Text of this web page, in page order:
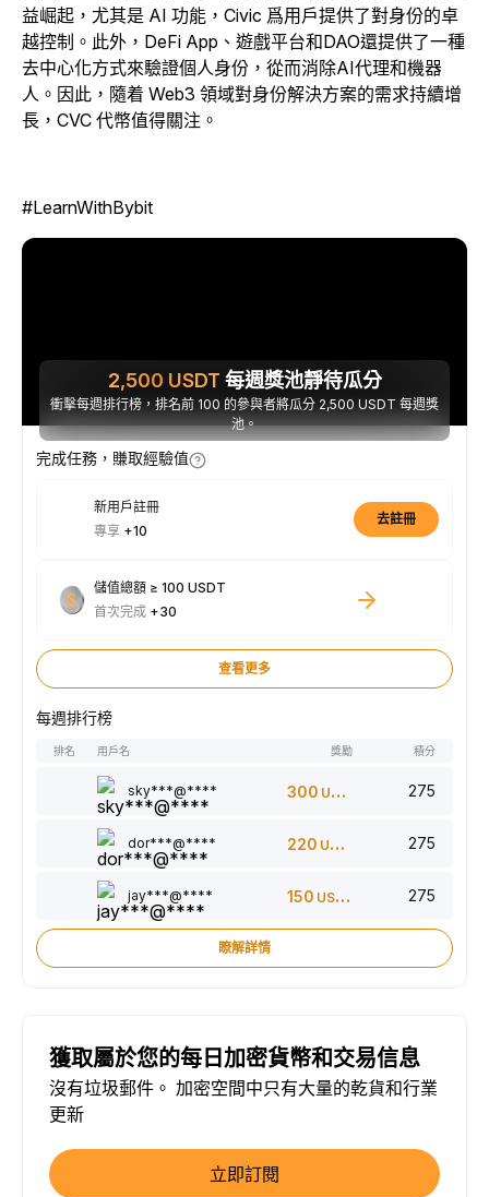
益崛起，尤其是 AI 功能，Civic 爲用戶提供了對身份的卓
越控制。此外，DeFi App、遊戲平台和DAO還提供了一種
去中心化方式來驗證個人身份，從而消除AI代理和機器
人。因此，隨着 Web3 領域對身份解決方案的需求持續增
長，CVC 代幣值得關注。
#LearnWithBybit
2,500 USDT 每週獎池靜待瓜分
衝擊每週排行榜，排名前 100 的參與者將瓜分 2,500 USDT 每週獎
池。
完成任務，賺取經驗值
新用戶註冊
專享 +10
去註冊
儲值總額 ≥ 100 USDT
首次完成 +30
查看更多
每週排行榜
排名 用戶名 獎勵 積分
sky***@**** 300 USDT 275
dor***@**** 220 USDT 275
jay***@**** 150 USDT 275
瞭解詳情
獲取屬於您的每日加密貨幣和交易信息
沒有垃圾郵件。 加密空間中只有大量的乾貨和行業
更新
立即訂閱